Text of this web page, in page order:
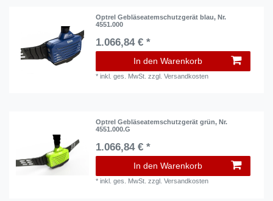
Optrel Gebläseatemschutzgerät blau, Nr.
4551.000
1.066,84 € *
In den Warenkorb
*inkl. ges. MwSt. zzgl.Versandkosten
Optrel Gebläseatemschutzgerät grün, Nr.
4551.000.G
1.066,84 € *
In den Warenkorb
*inkl. ges. MwSt. zzgl.Versandkosten